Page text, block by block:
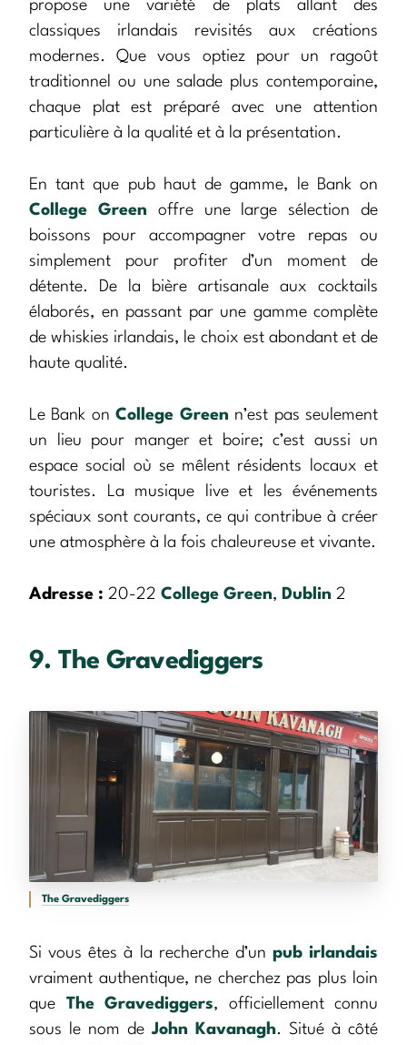
propose une variété de plats allant des
classiques irlandais revisités aux créations
modernes. Que vous optiez pour un ragoût
traditionnel ou une salade plus contemporaine,
chaque plat est préparé avec une attention
particulière à la qualité et à la présentation.
En tant que pub haut de gamme, le Bank on
College Green offre une large sélection de
boissons pour accompagner votre repas ou
simplement pour profiter d’un moment de
détente. De la bière artisanale aux cocktails
élaborés, en passant par une gamme complète
de whiskies irlandais, le choix est abondant et de
haute qualité.
Le Bank onCollege Green n’est pas seulement
un lieu pour manger et boire; c’est aussi un
espace social où se mêlent résidents locaux et
touristes. La musique live et les événements
spéciaux sont courants, ce qui contribue à créer
une atmosphère à la fois chaleureuse et vivante.
Adresse : 20-22 College Green, Dublin 2
9. The Gravediggers
The Gravediggers
Si vous êtes à la recherche d’un pub irlandais
vraiment authentique, ne cherchez pas plus loin
que The Gravediggers, officiellement connu
sous le nom deJohn Kavanagh. Situé à côté